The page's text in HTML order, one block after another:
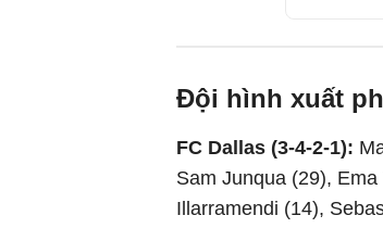
Đội hình xuất
FC Dallas (3-4-2-1):
Sam Junqua (29),
Illarramendi (14),